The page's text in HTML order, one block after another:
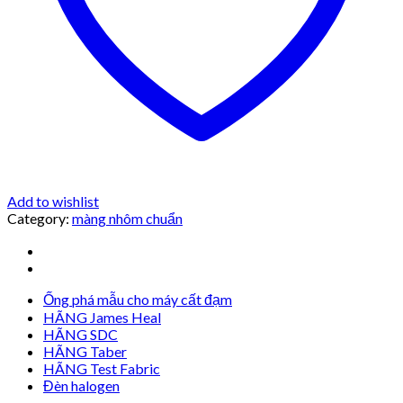
Add to wishlist
Category: màng nhôm chuẩn
Ống phá mẫu cho máy cất đạm
HÃNG James Heal
HÃNG SDC
HÃNG Taber
HÃNG Test Fabric
Đèn halogen